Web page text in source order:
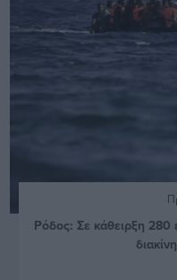
Ρόδος: Σε κάθειρξη 280